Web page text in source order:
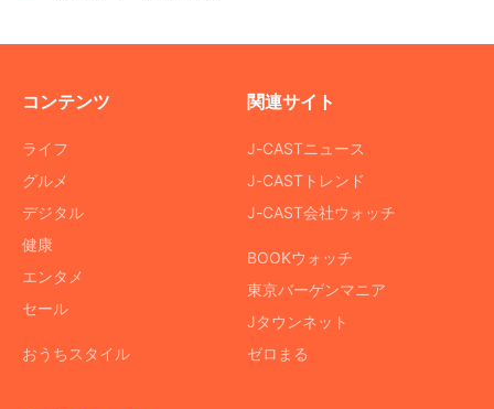
コンテンツ
ライフ
グルメ
デジタル
健康
エンタメ
セール
おうちスタイル
関連サイト
J-CASTニュース
J-CASTトレンド
J-CAST会社ウォッチ
BOOKウォッチ
東京バーゲンマニア
Jタウンネット
ゼロまる